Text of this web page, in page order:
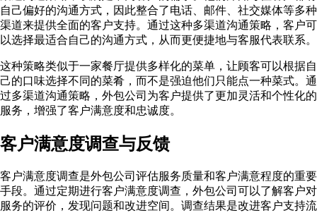
自己偏好的沟通方式，因此整合了电话、邮件、社交媒体等多种
渠道来提供全面的客户支持。通过这种多渠道沟通策略，客户可
以选择最适合自己的沟通方式，从而更便捷地与客服代表联系。
这种策略类似于一家餐厅提供多样化的菜单，让顾客可以根据自
己的口味选择不同的菜肴，而不是强迫他们只能点一种菜式。通
过多渠道沟通策略，外包公司为客户提供了更加灵活和个性化的
服务，增强了客户满意度和忠诚度。
客户满意度调查与反馈
客户满意度调查是外包公司评估服务质量和客户满意程度的重要
手段。通过定期进行客户满意度调查，外包公司可以了解客户对
服务的评价，发现问题和改进空间。调查结果是改进客户支持流